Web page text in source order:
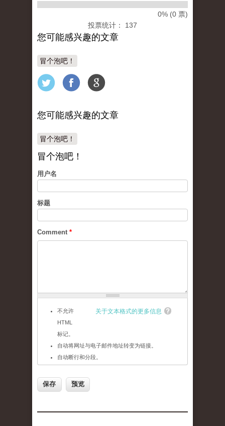
0% (0 票)
投票统计： 137
您可能感兴趣的文章
冒个泡吧！
您可能感兴趣的文章
冒个泡吧！
冒个泡吧！
用户名
标题
Comment *
关于文本格式的更多信息
不允许
HTML
标记。
自动将网址与电子邮件地址转变为链接。
自动断行和分段。